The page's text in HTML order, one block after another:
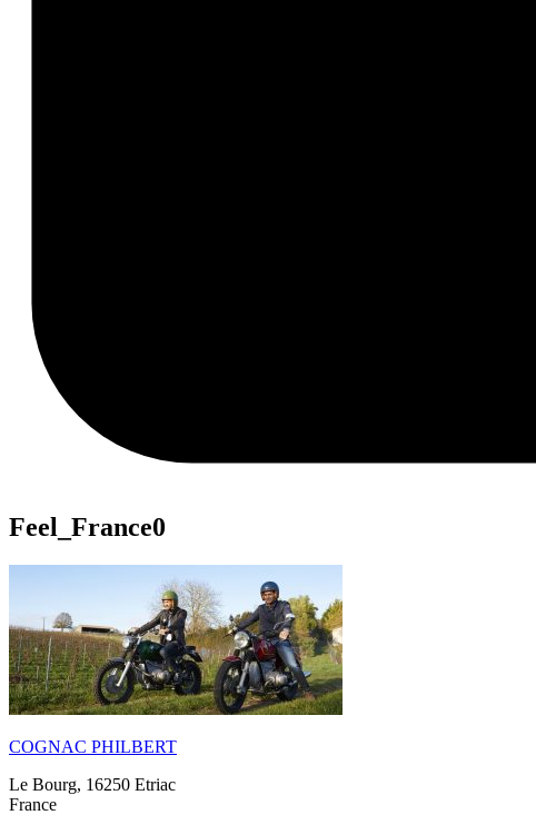
Feel_France0
COGNAC PHILBERT
Le Bourg, 16250 Etriac
France